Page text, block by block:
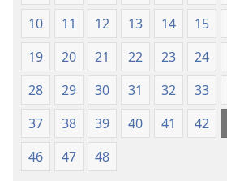
10
11 12 13 14 15
19
20 21 22 23 24
28
29 30 31 32 33
37
38 39 40 41 42
46
47 48